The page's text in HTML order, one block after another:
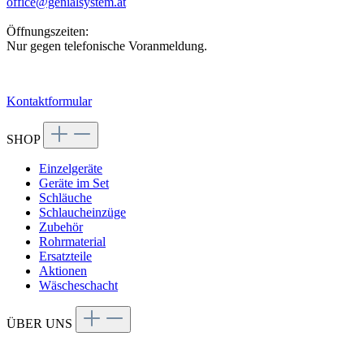
Öffnungszeiten:
Nur gegen telefonische Voranmeldung.
Kontaktformular
SHOP
Einzelgeräte
Geräte im Set
Schläuche
Schlaucheinzüge
Zubehör
Rohrmaterial
Ersatzteile
Aktionen
Wäscheschacht
ÜBER UNS